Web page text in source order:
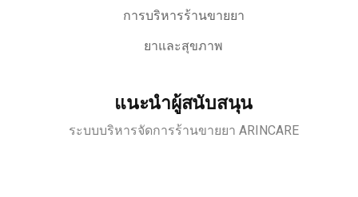
การบริหารร้านขายยา
ยาและสุขภาพ
แนะนำผู้สนับสนุน
ระบบบริหารจัดการร้านขายยา ARINCARE